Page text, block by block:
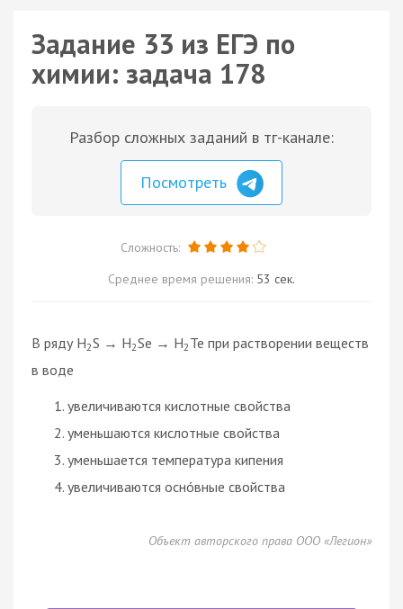
Задание 33 из ЕГЭ по
химии: задача 178
Разбор сложных заданий в тг-канале:
Посмотреть
Сложность:
Среднее время решения: 53 сек.
B ряду H2S → H2Se → H2 Te при растворении веществ
в воде
увеличиваются кислотные свойства
уменьшаются кислотные свойства
уменьшается температура кипения
увеличиваются оснóвные свойства
Объект авторского права ООО «Легион»